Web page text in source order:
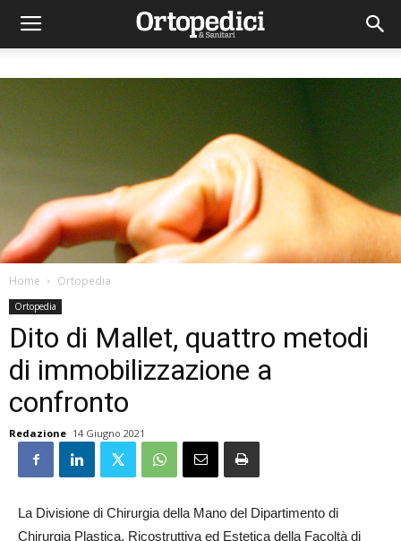
Home Ortopedia
Ortopedia
Dito di Mallet, quattro metodi
di immobilizzazione a
confronto
Redazione 14 Giugno 2021
La Divisione di Chirurgia della Mano del Dipartimento di
Chirurgia Plastica, Ricostruttiva ed Estetica della Facoltà di